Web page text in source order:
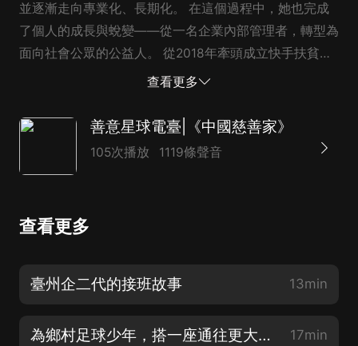
並逐漸走向專業化、長期化。 在這個過程中，她也完成
了個人的成長與蛻變——從一名企業內部管理者，轉型為
面向社會公眾的公益人。 從2018年牽頭成立快手扶貧辦
公室，到2023年注冊快手公益基金會並擔任理事長，再
“福苗計劃”“幸福大講堂”“她力量·鄉村振興幫扶計劃”...
查看更多
善意星球電臺|《中國慈善家》
105次播放 1119條聲音
查看更多
臺州企二代的接班故事 13min
為鄉村足球少年，搭一座通往更大世界的橋 17min